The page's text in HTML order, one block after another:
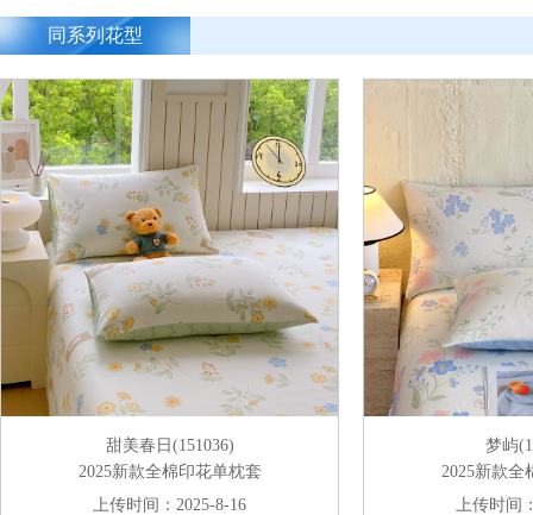
同系列花型
甜美春日(151036)
2025新款全棉印花单枕套
上传时间：2025-8-16
梦屿
2025新款全
上传时间